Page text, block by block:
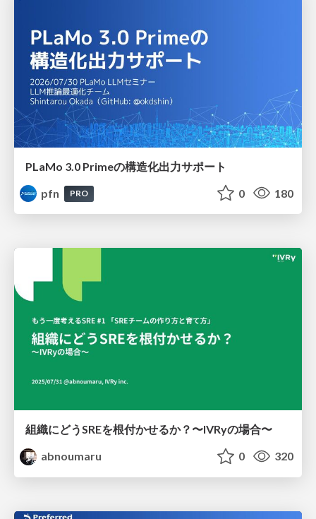
PLaMo 3.0 Primeの構造化出力サポート
pfn
PRO 0 180
組織にどうSREを根付かせるか？〜IVRyの場合〜
abnoumaru
0 320